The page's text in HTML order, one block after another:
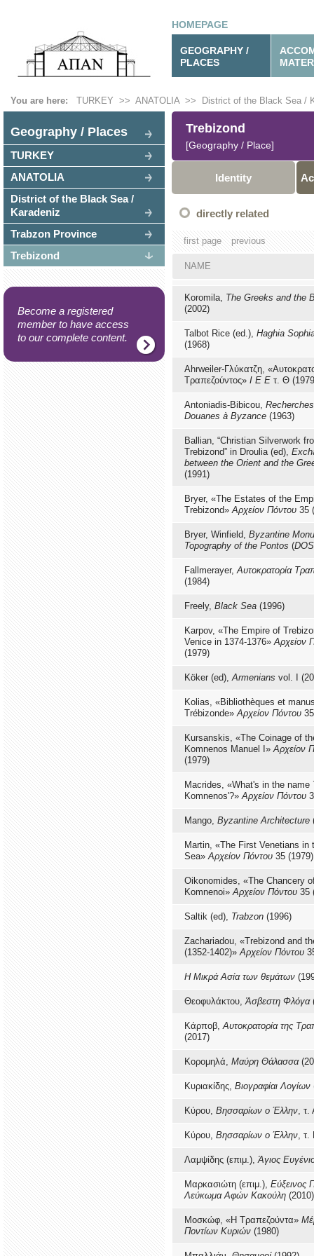
HOMEPAGE
GEOGRAPHY /
PLACES
You are here: TURKEY >> ANATOLIA>> District of the Black Sea /
Geography / Places
TURKEY
ANATOLIA
District of the Black Sea /
Karadeniz
Trabzon Province
Trebizond
Become a registered
member to have access
to our complete content.
Trebizond
[Geography / Place]
Identity
directly related
first page previous
NAME
Koromila, The Greeks and the
(2002)
Talbot Rice (ed.), Haghia
(1968)
Ahrweiler-Γλύκατζη,
Τραπεζούντος» Ι Ε Ε τ. Θ
Antoniadis-Bibicou,
Douanes à Byzance (1963)
Ballian, “Christian Silverwork
Trebizond” in Droulia (ed),
between the Orient and the
(1991)
Bryer, «The Estates of the
Trebizond»Αρχείον Πόντου 35
Bryer, Winfield, Byzantine
Topography of the Pontos (DOS
Fallmerayer,Αυτοκρατορία
(1984)
Freely, Black Sea (1996)
Karpov, «The Empire of
Venice in 1374-1376»Αρχείον
(1979)
Köker (ed),Armenians vol. I
Kolias, «Bibliothèques et
Trébizonde»Αρχείον Πόντου
Kursanskis, «The Coinage of
Komnenos Manuel I»Αρχείον
(1979)
Macrides, «What's in the name
Komnenos'?»Αρχείον Πόντου
Mango, Byzantine Architecture
Martin, «The First Venetians in
Sea»Αρχείον Πόντου 35 (1979)
Oikonomides, «The Chancery
Komnenoi»Αρχείον Πόντου 35
Saltik (ed), Trabzon (1996)
Zachariadou, «Trebizond and
(1352-1402)»Αρχείον Πόντου
Η Μικρά Ασία των θεμάτων
Θεοφυλάκτου,Άσβεστη Φλόγα
Κάρποβ, Αυτοκρατορία της
(2017)
Κορομηλά, Μαύρη Θάλασσα
Κυριακίδης, Βιογραφίαι Λογίων
Κύρου, Βησσαρίων ο Έλλην, τ.
Κύρου, Βησσαρίων ο Έλλην, τ.
Λαμψίδης (επιμ.),Άγιος
Μαρκασιώτη (επιμ.), Εύξεινος
Λεύκωμα Αφών Κακούλη (2010)
Μοσκώφ, «Η Τραπεζούντα»
Ποντίων Κυριών (1980)